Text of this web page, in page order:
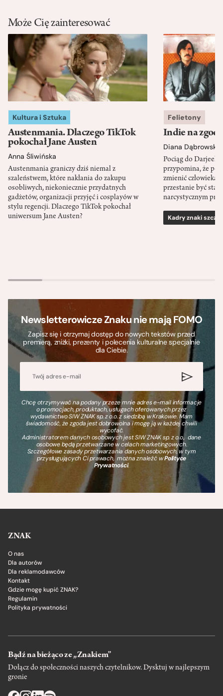
Może Cię zainteresować
Kultura i Sztuka
Austenmania. Dlaczego TikTok
pokochał Jane Austen
Anna Śliwińska
Austenmania graniczy dziś niemal z
szaleństwem, które nakłania do zakupu
osobliwych, niekoniecznie przydatnych
gadżetów, organizacji przyjęć i cosplayów w
stylu regencji. Dlaczego TikTok pokochał
uniwersum Jane Austen?
Felietony
Indie na
Diana Dąbrowska
Pociąg do
przypomina, że
zmienić człowieka
przestanie być
narcystycznym
Kadry znaki
Newsletterowicze Znaku nie mają FOMO
Zapisz się i otrzymaj dostęp do nowych tekstów przed
premierą, zniżki, prezenty i polecenia kulturalne specjalnie
dla Ciebie.
Chcę otrzymywać na podany przeze mnie adres e-mail informacje
o promocjach, produktach, usługach oferowanych przez
wydawnictwo SIW ZNAK sp. z o.o. z siedzibą w Krakowie. Mam
świadomość, że zgoda jest dobrowolna i mogę ją w każdej chwili
wycofać.
Administratorem danych osobowych jest SIW ZNAK sp. z o.o., dane
osobowe będą przetwarzane w celach marketingowych.
Szczegółowe zasady przetwarzania danych osobowych, w tym
przysługujących Ci prawach, można znaleźć wPolityce
Prywatności.
ZNAK
O nas
Dla autorów
Dla reklamodawców
Kontakt
Gdzie mogę kupić ZNAK?
Regulamin
Polityka prywatności
Bądź na bieżąco ze „Znakiem”
Dołącz do społeczności naszych czytelnikow. Dysktuj w najlepszym
gronie